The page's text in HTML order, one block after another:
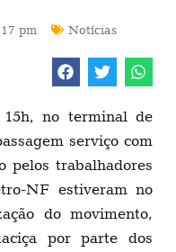
pm Notícias
no terminal de
serviço com
pelos trabalhadores
NF estiveram no
do movimento,
por parte dos